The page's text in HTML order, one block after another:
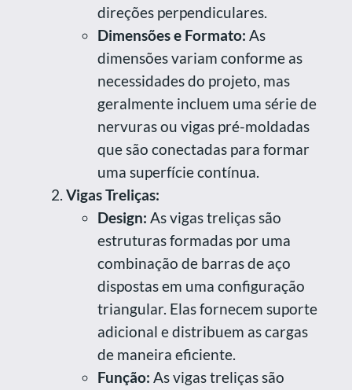
direções perpendiculares.
Dimensões e Formato: As
dimensões variam conforme as
necessidades do projeto, mas
geralmente incluem uma série de
nervuras ou vigas pré-moldadas
que são conectadas para formar
uma superfície contínua.
Vigas Treliças:
Design: As vigas treliças são
estruturas formadas por uma
combinação de barras de aço
dispostas em uma configuração
triangular. Elas fornecem suporte
adicional e distribuem as cargas
de maneira eficiente.
Função: As vigas treliças são